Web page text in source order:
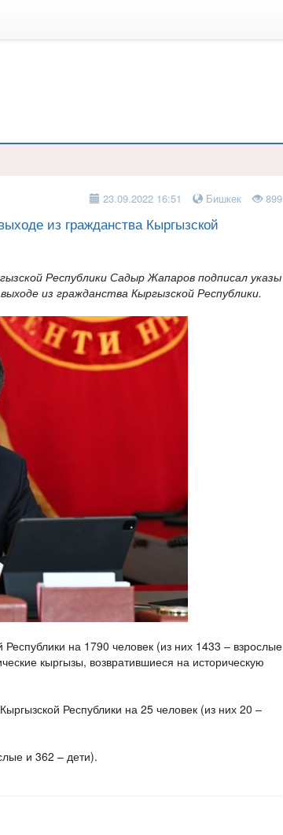
23.09.2022 16:51 Бишкек 899
из гражданства Кыргызской
Республики Садыр Жапаров подписал указы
из гражданства Кыргызской Республики.
на 1790 человек (из них 1433 – взрослые
кыргызы, возвратившиеся на историческую
Республики на 25 человек (из них 20 –
и 362 – дети).